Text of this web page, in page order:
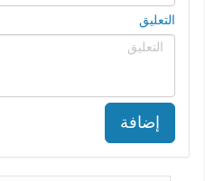
التعليق
إضافة